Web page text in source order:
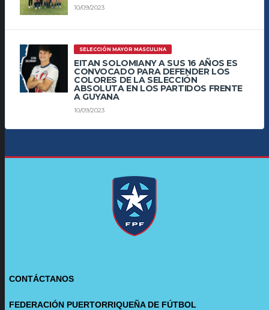
10/09/2023
SELECCIÓN MAYOR MASCULINA
EITAN SOLOMIANY A SUS 16 AÑOS ES
CONVOCADO PARA DEFENDER LOS
COLORES DE LA SELECCIÓN
ABSOLUTA EN LOS PARTIDOS FRENTE
A GUYANA
10/09/2023
CONTÁCTANOS
FEDERACIÓN PUERTORRIQUEÑA DE FÚTBOL